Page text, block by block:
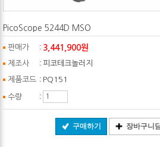
PicoScope 5244D MSO
판매가 : 3,441,900원
제조사 : 피코테크놀러지
제품코드 : PQ151
수량 :
구매하기 장바구니